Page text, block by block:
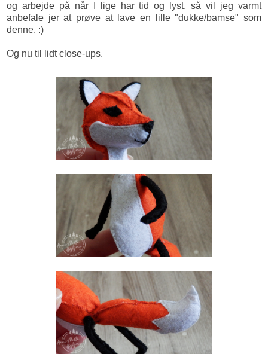
og arbejde på når I lige har tid og lyst, så vil jeg varmt
anbefale jer at prøve at lave en lille "dukke/bamse" som
denne. :)
Og nu til lidt close-ups.